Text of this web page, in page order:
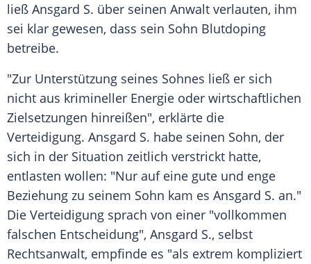
ließ Ansgard S. über seinen Anwalt verlauten, ihm
sei klar gewesen, dass sein Sohn Blutdoping
betreibe.
"Zur Unterstützung seines Sohnes ließ er sich
nicht aus krimineller Energie oder wirtschaftlichen
Zielsetzungen hinreißen", erklärte die
Verteidigung. Ansgard S. habe seinen Sohn, der
sich in der Situation zeitlich verstrickt hatte,
entlasten wollen: "Nur auf eine gute und enge
Beziehung zu seinem Sohn kam es Ansgard S. an."
Die Verteidigung sprach von einer "vollkommen
falschen Entscheidung", Ansgard S., selbst
Rechtsanwalt, empfinde es "als extrem kompliziert